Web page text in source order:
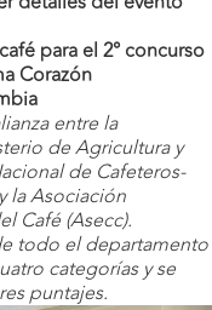
para el 2° concurso
Corazón
entre la
de Agricultura y
de Cafeteros-
la Asociación
Café (Asecc).
todo el departamento
categorías y se
puntajes.